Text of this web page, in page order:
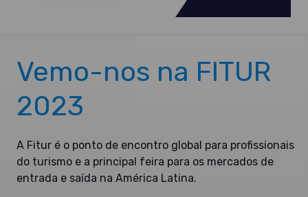
Vemo-nos na FITUR
2023
A Fitur é o ponto de encontro global para profissionais
do turismo e a principal feira para os mercados de
entrada e saída na América Latina.